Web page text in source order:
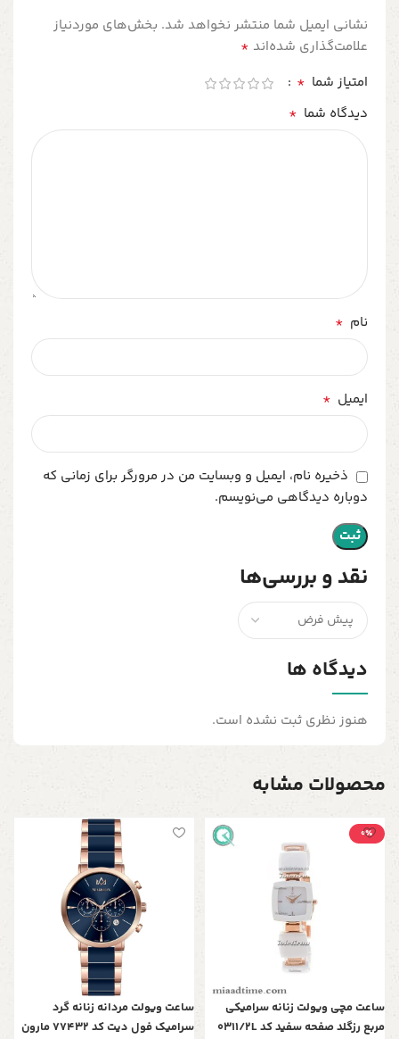
نقد و بررسی‌ها
دیدگاه ها
هنوز نظری ثبت نشده است.
نشانی ایمیل شما منتشر نخواهد شد. بخش‌های موردنیاز
علامت‌گذاری شده‌اند *
امتیاز شما *
دیدگاه شما *
نام *
ایمیل *
ذخیره نام، ایمیل و وبسایت من در مرورگر برای زمانی که
دوباره دیدگاهی می‌نویسم.
محصولات مشابه
0٪
ساعت مچی ویولت زنانه سرامیکی
مربع رزگلد صفحه سفید کد 0311/2L
ساعت ویولت مردانه زنانه گرد
سرامیک فول دیت کد 77432 مارون